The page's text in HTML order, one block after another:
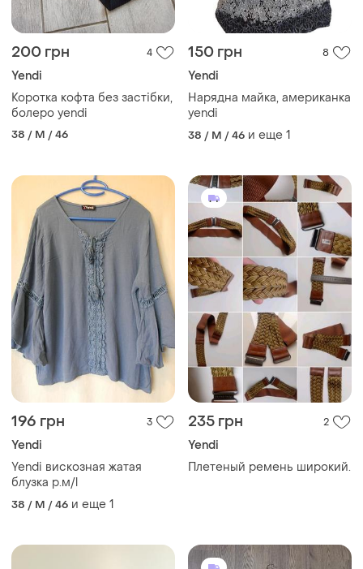
200 грн 4
Yendi
Коротка кофта без застібки,
болеро yendi
38 / M / 46
150 грн 8
Yendi
Нарядна майка, американка
yendi
38 / M / 46 и еще 1
196 грн 3
Yendi
Yendi вискозная жатая
блузка р.м/l
38 / M / 46 и еще 1
235 грн 2
Yendi
Плетеный ремень широкий.